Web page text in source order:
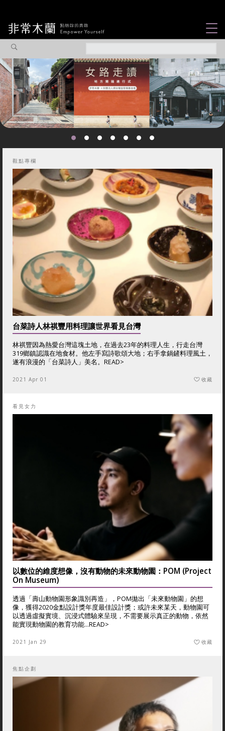
觀點專欄
焦點企劃
認識我們
觀點專欄
台菜詩人林祺豐用料理讓世界看見台灣
林祺豐因為熱愛台灣這塊土地，在過去23年的料理人生，行走台灣
319鄉鎮認識在地食材。他左手寫詩歌頌大地；右手拿鍋鏟料理風土，
遂有浪漫的「台菜詩人」美名。 READ>
2021 Apr 01 收藏
看見女力
以數位的維度想像，沒有動物的未來動物園：POM (Project
On Museum)
透過「壽山動物園形象識別再造」，POM拋出「未來動物園」的想
像，獲得2020金點設計獎年度最佳設計獎；或許未來某天，動物園可
以透過虛擬實境、沉浸式體驗來呈現，不需要展示真正的動物，依然
能實現動物園的教育功能...READ>
2021 Jan 29 收藏
焦點企劃